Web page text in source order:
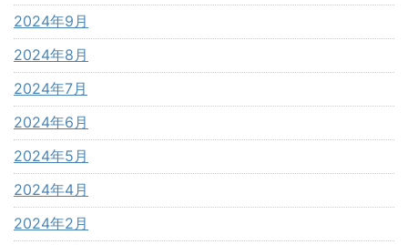
2024年9月
2024年8月
2024年7月
2024年6月
2024年5月
2024年4月
2024年2月